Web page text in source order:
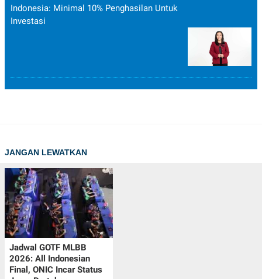
Indonesia: Minimal 10% Penghasilan Untuk
Investasi
JANGAN LEWATKAN
Jadwal GOTF MLBB
2026: All Indonesian
Final, ONIC Incar Status